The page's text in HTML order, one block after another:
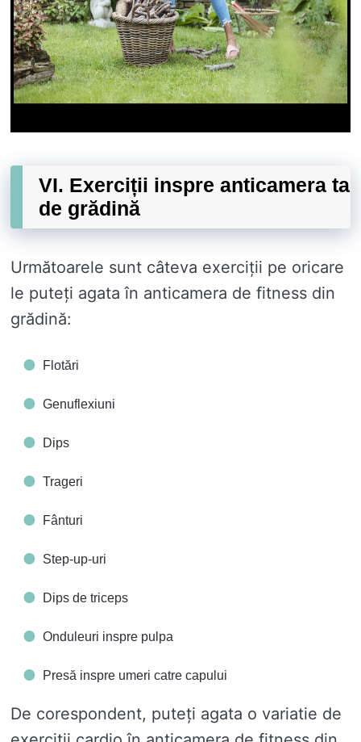
VI. Exerciții inspre anticamera ta
de grădină
Următoarele sunt câteva exerciții pe oricare
le puteți agata în anticamera de fitness din
grădină:
Flotări
Genuflexiuni
Dips
Trageri
Fânturi
Step-up-uri
Dips de triceps
Onduleuri inspre pulpa
Presă inspre umeri catre capului
De corespondent, puteți agata o variatie de